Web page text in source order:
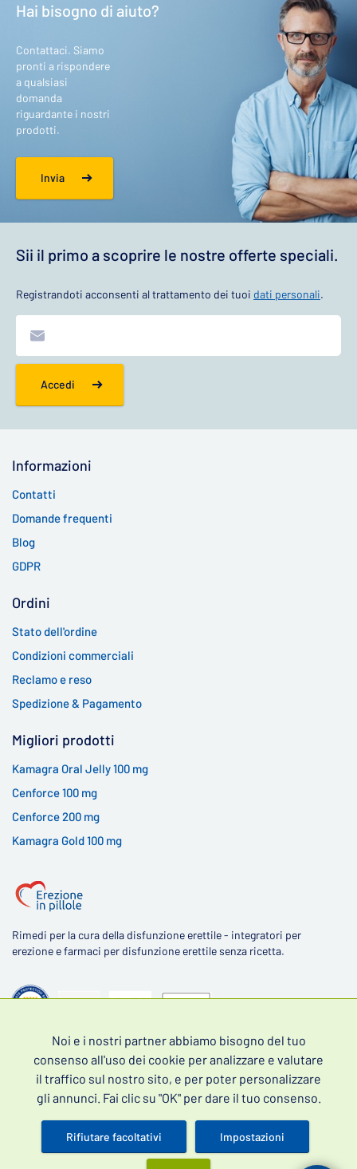
Hai bisogno di aiuto?
Contattaci. Siamo
pronti a rispondere
a qualsiasi
domanda
riguardante i nostri
prodotti.
Invia
Sii il primo a scoprire le nostre offerte speciali.
Registrandoti acconsenti al trattamento dei tuoi dati personali.
Accedi
Informazioni
Contatti
Domande frequenti
Blog
GDPR
Ordini
Stato dell'ordine
Condizioni commerciali
Reclamo e reso
Spedizione & Pagamento
Migliori prodotti
Kamagra Oral Jelly 100 mg
Cenforce 100 mg
Cenforce 200 mg
Kamagra Gold 100 mg
Rimedi per la cura della disfunzione erettile - integratori per
erezione e farmaci per disfunzione erettile senza ricetta.
4,5
Noi e i nostri partner abbiamo bisogno del tuo
consenso all'uso dei cookie per analizzare e valutare
il traffico sul nostro sito, e per poter personalizzare
gli annunci. Fai clic su "OK" per dare il tuo consenso.
Rifiutare facoltativi Impostazioni